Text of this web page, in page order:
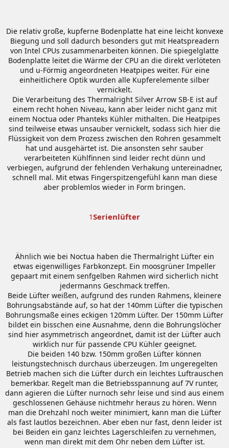
Die relativ große, kupferne Bodenplatte hat eine leicht konvexe
Biegung und soll dadurch besonders gut mit Heatspreadern
von Intel CPUs zusammenarbeiten können. Die spiegelglatte
Bodenplatte leitet die Wärme der CPU an die direkt verlöteten
und u-Förmig angeordneten Heatpipes weiter. Für eine
einheitlichere Optik wurden alle Kupferelemente silber
vernickelt.
Die Verarbeitung des Thermalright Silver Arrow SB-E ist auf
einem recht hohen Niveau, kann aber leider nicht ganz mit
einem Noctua oder Phanteks Kühler mithalten. Die Heatpipes
sind teilweise etwas unsauber vernickelt, sodass sich hier die
Flüssigkeit von dem Prozess zwischen den Rohren gesammelt
hat und ausgehärtet ist. Die ansonsten sehr sauber
verarbeiteten Kühlfinnen sind leider recht dünn und
verbiegen, aufgrund der fehlenden Verhakung untereinadner,
schnell mal. Mit etwas Fingerspitzengefühl kann man diese
aber problemlos wieder in Form bringen.
1Serienlüfter
Ähnlich wie bei Noctua haben die Thermalright Lüfter ein
etwas eigenwilliges Farbkonzept. Ein moosgrüner Impeller
gepaart mit einem senfgelben Rahmen wird sicherlich nicht
jedermanns Geschmack treffen.
Beide Lüfter weißen, aufgrund des runden Rahmens, kleinere
Bohrungsabstände auf, so hat der 140mm Lüfter die typischen
Bohrungsmaße eines eckigen 120mm Lüfter. Der 150mm Lüfter
bildet ein bisschen eine Ausnahme, denn die Bohrungslöcher
sind hier asymmetrisch angeordnet, damit ist der Lüfter auch
wirklich nur für passende CPU Kühler geeignet.
Die beiden 140 bzw. 150mm großen Lüfter können
leistungstechnisch durchaus überzeugen. Im ungeregelten
Betrieb machen sich die Lüfter durch ein leichtes Luftrauschen
bemerkbar. Regelt man die Betriebsspannung auf 7V runter,
dann agieren die Lüfter nurnoch sehr leise und sind aus einem
geschlossenen Gehäuse nichtmehr heraus zu hören. Wenn
man die Drehzahl noch weiter minimiert, kann man die Lüfter
als fast lautlos bezeichnen. Aber eben nur fast, denn leider ist
bei Beiden ein ganz leichtes Lagerschleifen zu vernehmen,
wenn man direkt mit dem Ohr neben dem Lüfter ist.